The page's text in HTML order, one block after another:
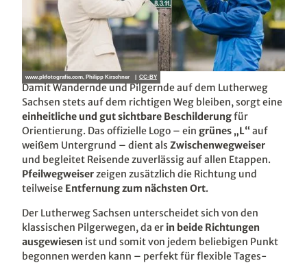
www.pkfotografie.com, Philipp Kirschner | CC-BY
Damit Wandernde und Pilgernde auf dem Lutherweg
Sachsen stets auf dem richtigen Weg bleiben, sorgt eine
einheitliche und gut sichtbare Beschilderungfür
Orientierung. Das offizielle Logo – ein grünes „L“auf
weißem Untergrund – dient als Zwischenwegweiser
und begleitet Reisende zuverlässig auf allen Etappen.
Pfeilwegweiserzeigen zusätzlich die Richtung und
teilweise Entfernung zum nächsten Ort.
Der Lutherweg Sachsen unterscheidet sich von den
klassischen Pilgerwegen, da er in beide Richtungen
ausgewiesen ist und somit von jedem beliebigen Punkt
begonnen werden kann – perfekt für flexible Tages-